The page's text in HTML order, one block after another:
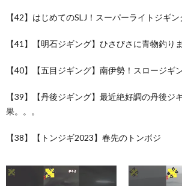
【42】はじめてのSLJ！スーパーライトジギン
【41】【明石ジギング】ひさびさに青物釣りま
【40】【五目ジギング】南伊勢！スロージギ
【39】【丹後ジギング】最近絶好調の丹後ジ
果。。。
【38】【トンジギ2023】春先のトンボジ